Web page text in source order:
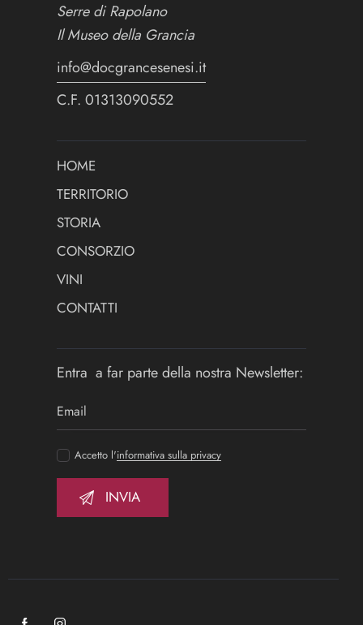
Serre di Rapolano
Il Museo della Grancia
info@docgrancesenesi.it
C.F. 01313090552
HOME
TERRITORIO
STORIA
CONSORZIO
VINI
CONTATTI
Entra a far parte della nostra Newsletter:
Accetto l'informativa sulla privacy